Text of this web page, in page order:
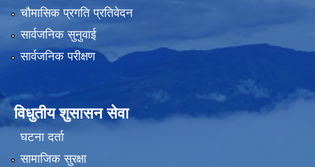
चौमासिक प्रगति प्रतिवेदन
सार्वजनिक सुनुवाई
सार्वजनिक परीक्षण
विधुतीय शुसासन सेवा
घटना दर्ता
सामाजिक सुरक्षा